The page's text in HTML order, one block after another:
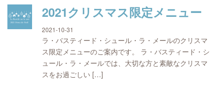
2021クリスマス限定メニュー
2021-10-31
ラ・バスティード・シュール・ラ・メールのクリスマ
ス限定メニューのご案内です。 ラ・バスティード・シ
ュール・ラ・メールでは、大切な方と素敵なクリスマ
スをお過ごしい […]